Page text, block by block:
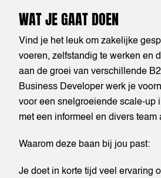
WAT JE GAAT DOEN
Vind je het leuk om zakelijke
voeren, zelfstandig te werken en
aan de groei van verschillende
Business Developer werk je
voor een snelgroeiende scale-up
met een informeel en divers team
Waarom deze baan bij jou past:
Je doet in korte tijd veel ervaring